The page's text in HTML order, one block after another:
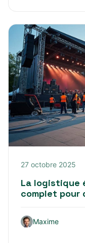
27 octobre 2025
La logistique
complet pour
Maxime